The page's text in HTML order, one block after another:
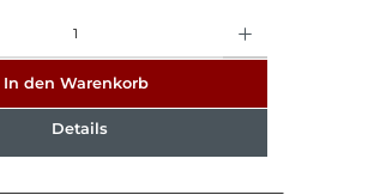
In den Warenkorb
Details